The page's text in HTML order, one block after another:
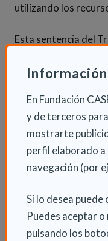
En Fundación
y de terceros
mostrarte
perfil elaborado
navegación (por
Si lo desea puede
Puedes aceptar
pulsando los
utilizando los
Esta sentencia del
acceso rápido y
reconoce que
colaboración entre
frente a este
ciudadanos.
Jue 25